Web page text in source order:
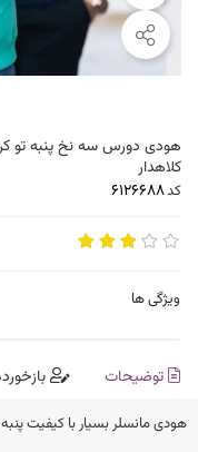
هودی دورس سه نخ پنبه تو
کلاهدار
کد
ویژگی ها
توضیحات
هودی مانسلر بسیار با کیفیت